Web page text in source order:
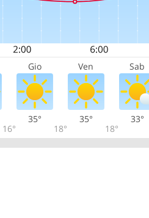
Gio Ven Sab
16°
35°
18°
35°
18°
33°